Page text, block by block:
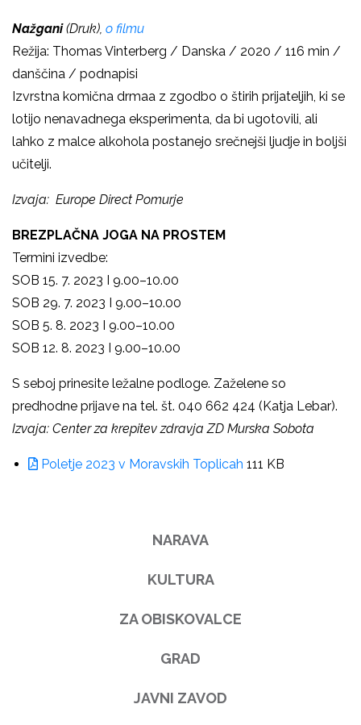
Nažgani(Druk), o filmu
Režija: Thomas Vinterberg / Danska / 2020 / 116 min /
danščina / podnapisi
Izvrstna komična drmaa z zgodbo o štirih prijateljih, ki se
lotijo nenavadnega eksperimenta, da bi ugotovili, ali
lahko z malce alkohola postanejo srečnejši ljudje in boljši
učitelji.
Izvaja: Europe Direct Pomurje
BREZPLAČNA JOGA NA PROSTEM
Termini izvedbe:
SOB 15. 7. 2023 I 9.00–10.00
SOB 29. 7. 2023 I 9.00–10.00
SOB 5. 8. 2023 I 9.00–10.00
SOB 12. 8. 2023 I 9.00–10.00
S seboj prinesite ležalne podloge. Zaželene so
predhodne prijave na tel. št. 040 662 424 (Katja Lebar).
Izvaja: Center za krepitev zdravja ZD Murska Sobota
Poletje 2023 v Moravskih Toplicah 111 KB
NARAVA
KULTURA
ZA OBISKOVALCE
GRAD
JAVNI ZAVOD